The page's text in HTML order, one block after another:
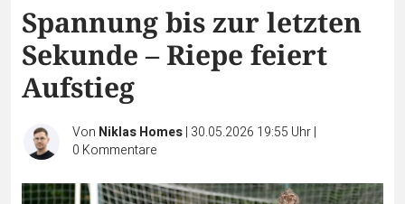
Spannung bis zur letzten
Sekunde – Riepe feiert
Aufstieg
Von Niklas Homes| 30.05.2026 19:55 Uhr|
0 Kommentare